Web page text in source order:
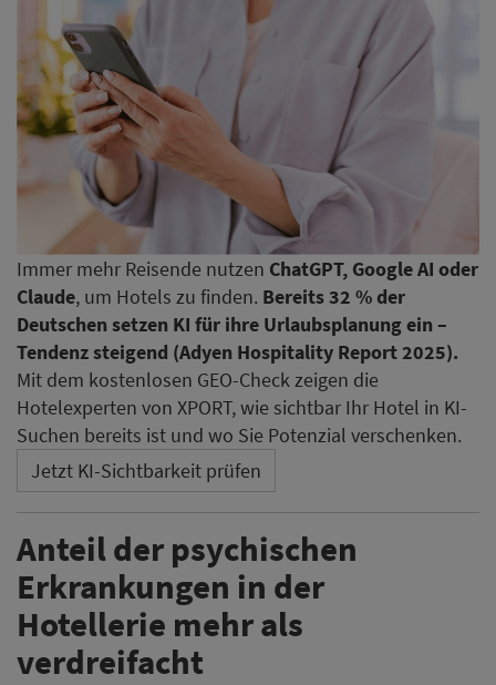
Immer mehr Reisende nutzen ChatGPT, Google AI oder
Claude, um Hotels zu finden. Bereits 32 % der
Deutschen setzen KI für ihre Urlaubsplanung ein –
Tendenz steigend (Adyen Hospitality Report 2025).
Mit dem kostenlosen GEO-Check zeigen die
Hotelexperten von XPORT, wie sichtbar Ihr Hotel in KI-
Suchen bereits ist und wo Sie Potenzial verschenken.
Jetzt KI-Sichtbarkeit prüfen
Anteil der psychischen
Erkrankungen in der
Hotellerie mehr als
verdreifacht